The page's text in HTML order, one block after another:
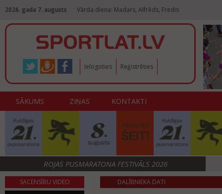
2026. gada 7. augusts Vārda diena: Madars, Alfrēds, Fredis
Ielogoties Reģistrēties
SĀKUMS ZIŅAS KONTAKTI
ROJAS PUSMARATONA FESTIVĀLS 2026
SACENSĪBU VIDEO DALĪBNIEKA DATI